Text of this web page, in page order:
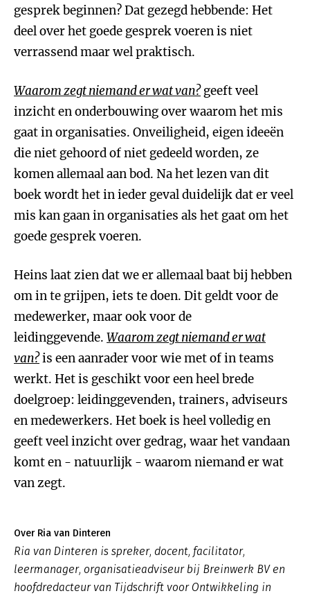
gesprek beginnen? Dat gezegd hebbende: Het
deel over het goede gesprek voeren is niet
verrassend maar wel praktisch.
Waarom zegt niemand er wat van?geeft veel
inzicht en onderbouwing over waarom het mis
gaat in organisaties. Onveiligheid, eigen ideeën
die niet gehoord of niet gedeeld worden, ze
komen allemaal aan bod. Na het lezen van dit
boek wordt het in ieder geval duidelijk dat er veel
mis kan gaan in organisaties als het gaat om het
goede gesprek voeren.
Heins laat zien dat we er allemaal baat bij hebben
om in te grijpen, iets te doen. Dit geldt voor de
medewerker, maar ook voor de
leidinggevende. Waarom zegt niemand er wat
van?is een aanrader voor wie met of in teams
werkt. Het is geschikt voor een heel brede
doelgroep: leidinggevenden, trainers, adviseurs
en medewerkers. Het boek is heel volledig en
geeft veel inzicht over gedrag, waar het vandaan
komt en - natuurlijk - waarom niemand er wat
van zegt.
Over Ria van Dinteren
Ria van Dinteren is spreker, docent, facilitator,
leermanager, organisatieadviseur bij Breinwerk BV en
hoofdredacteur van Tijdschrift voor Ontwikkeling in